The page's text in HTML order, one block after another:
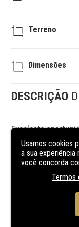
Terreno
Dimensões
DESCRIÇÃO
Excelente
Terreno
com 8 metros
totalizando 200 m²
residencial.
Bairro em
Ótima opção
qualidade, em
Usamos cookies
a sua experiência
você concorda
Termos